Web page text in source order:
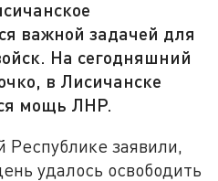
важной задачей для
На сегодняшний
в Лисичанске
мощь ЛНР.
Республике заявили,
удалось освободить